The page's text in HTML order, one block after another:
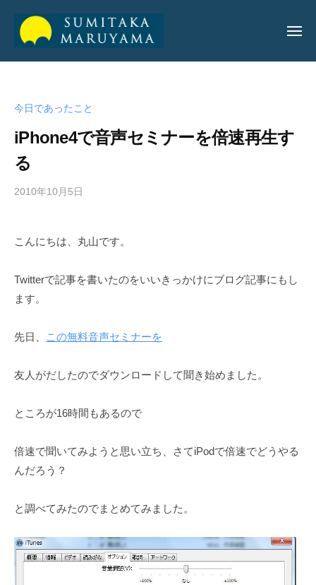
丸
孝
式
イ
丸
純
孝
公
ト
今日であったこと
iPhone4で音声セミナーを倍速再生す
る
2010年10月5日
d
i
a
u
a
a
こんにちは、丸山です。
Twitterで記事を書いたのをいいきっかけにブログ記事にもし
ます。
先日、 この無料音声セミナーを
友人がだしたのでダウンロードして聞き始めました。
ところが16時間もあるので
倍速で聞いてみようと思い立ち、さてiPodで倍速でどうやる
んだろう？
と調べてみたのでまとめてみました。
山
公
サ
イ
ト